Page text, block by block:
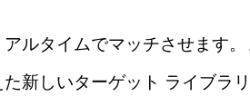
アルタイムでマッチさせます
新しいターゲット ライブラ